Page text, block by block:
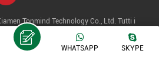
Tonmind Technology Co., Ltd. Tutti i
XML |
politica sulla riservatezza
SKYPE
WHATSAPP